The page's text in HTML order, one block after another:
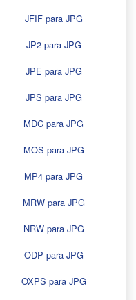
JFIF para JPG
JP2 para JPG
JPE para JPG
JPS para JPG
MDC para JPG
MOS para JPG
MP4 para JPG
MRW para JPG
NRW para JPG
ODP para JPG
OXPS para JPG